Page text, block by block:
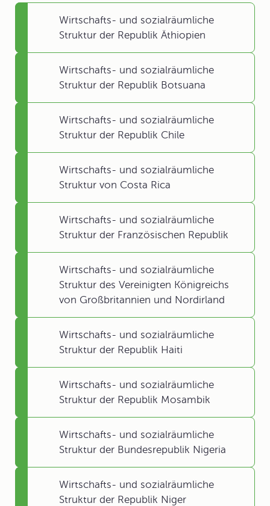
Wirtschafts- und sozialräumliche
Struktur der Republik Äthiopien
Wirtschafts- und sozialräumliche
Struktur der Republik Botsuana
Wirtschafts- und sozialräumliche
Struktur der Republik Chile
Wirtschafts- und sozialräumliche
Struktur von Costa Rica
Wirtschafts- und sozialräumliche
Struktur der Französischen Republik
Wirtschafts- und sozialräumliche
Struktur des Vereinigten Königreichs
von Großbritannien und Nordirland
Wirtschafts- und sozialräumliche
Struktur der Republik Haiti
Wirtschafts- und sozialräumliche
Struktur der Republik Mosambik
Wirtschafts- und sozialräumliche
Struktur der Bundesrepublik Nigeria
Wirtschafts- und sozialräumliche
Struktur der Republik Niger